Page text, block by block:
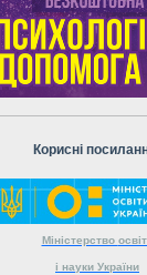
Корисні
Міністерство
і науки України